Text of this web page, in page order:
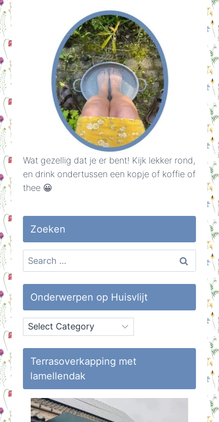
Wat gezellig dat je er bent! Kijk lekker rond,
en drink ondertussen een kopje of koffie of
thee 😀
Zoeken
Search
for:
Onderwerpen op Huisvlijt
Onderwerpen
op
Huisvlijt
Terrasoverkapping met
lamellendak